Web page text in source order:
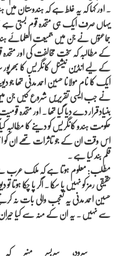
۔ اور کہا کہ یہ غلط ہے کہ ہندوستان
یہاں صرف ایک ہی متحدہ قوم بستی
جماعتوں نے جن میں جمیعت العلمائے
کے مطالبہ کہ سخت مخالفت کی اور متحدہ
کے لیے انڈین نیشنل کانگریس کا
ایک کا نام مولانا حسین احمد مدنی تھا
نے جب ایسی تقریریں شروع کیں جن
بنیادقرار دے دیا گیا تھا ۔ اور متحدہ
حکومت ہندو کانگریس کو دینے کا مطالبہ
اس وقت ان کے جو تاثرات تھے ان
قلم بند کیا ہے ۔
مطلب: معلوم ہوتا ہے کہ ملک عرب سے
حقیقی رمز کو نہیں پا سکا ۔ اگر پا چکا
حسین احمد مدنی یہ تعجب والی بات
سے نہیں ۔ یہ ان کے منہ سے کیا
سرود، سربسرِ